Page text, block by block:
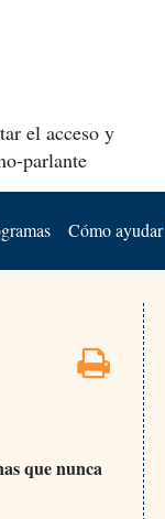
el acceso y
parlante
Cómo ayudar
que nunca